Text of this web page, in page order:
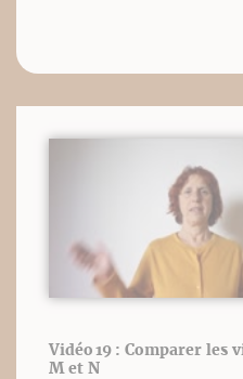
Vidéo 19 : Comparer les
M et N